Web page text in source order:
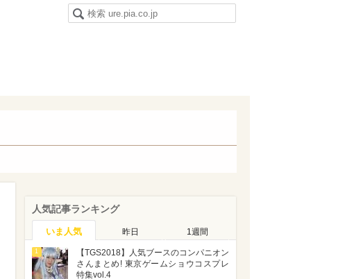
人気記事ランキング
いま人気 昨日 1週間
1
【TGS2018】人気ブースのコンパニオン
さんまとめ! 東京ゲームショウコスプレ
特集vol.4